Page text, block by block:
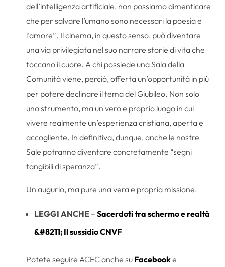
dell’intelligenza artificiale, non possiamo dimenticare
che per salvare l’umano sono necessari la poesia e
l’amore”. Il cinema, in questo senso, può diventare
una via privilegiata nel suo narrare storie di vita che
toccano il cuore. A chi possiede una Sala della
Comunità viene, perciò, offerta un’opportunità in più
per potere declinare il tema del Giubileo. Non solo
uno strumento, ma un vero e proprio luogo in cui
vivere realmente un’esperienza cristiana, aperta e
accogliente. In definitiva, dunque, anche le nostre
Sale potranno diventare concretamente “segni
tangibili di speranza”.
Un augurio, ma pure una vera e propria missione.
LEGGI ANCHE –Sacerdoti tra schermo e realtà
&#8211; Il sussidio CNVF
Potete seguire ACEC anche su Facebooke